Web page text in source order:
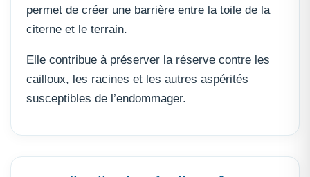
permet de créer une barrière entre la toile de la
citerne et le terrain.
Elle contribue à préserver la réserve contre les
cailloux, les racines et les autres aspérités
susceptibles de l’endommager.